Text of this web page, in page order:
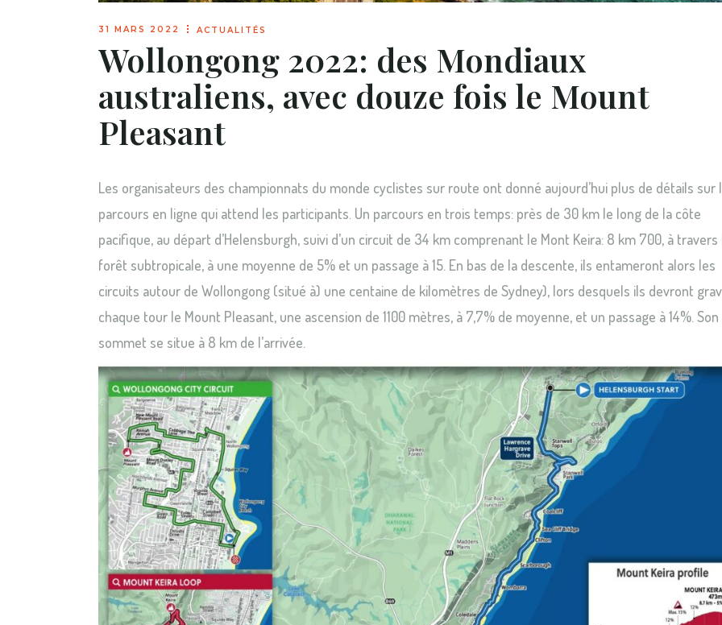
31 MARS 2022 ACTUALITÉS
Wollongong 2022: des Mondiaux
australiens, avec douze fois le Mount
Pleasant
Les organisateurs des championnats du monde cyclistes sur route ont donné aujourd’hui plus de détails sur
parcours en ligne qui attend les participants. Un parcours en trois temps: près de 30 km le long de la côte
pacifique, au départ d’Helensburgh, suivi d’un circuit de 34 km comprenant le Mont Keira: 8 km 700, à travers
forêt subtropicale, à une moyenne de 5% et un passage à 15. En bas de la descente, ils entameront alors les
circuits autour de Wollongong (situé à) une centaine de kilomètres de Sydney), lors desquels ils devront
chaque tour le Mount Pleasant, une ascension de 1100 mètres, à 7,7% de moyenne, et un passage à 14%. Son
sommet se situe à 8 km de l’arrivée.